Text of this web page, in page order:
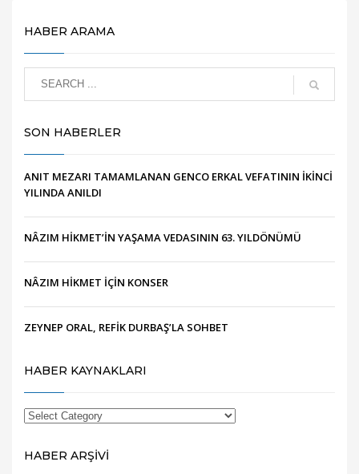
HABER ARAMA
SON HABERLER
ANIT MEZARI TAMAMLANAN GENCO ERKAL VEFATININ İKİNCİ
YILINDA ANILDI
NÂZIM HİKMET’İN YAŞAMA VEDASININ 63. YILDÖNÜMÜ
NÂZIM HİKMET İÇİN KONSER
ZEYNEP ORAL, REFİK DURBAŞ’LA SOHBET
HABER KAYNAKLARI
HABER ARŞİVİ